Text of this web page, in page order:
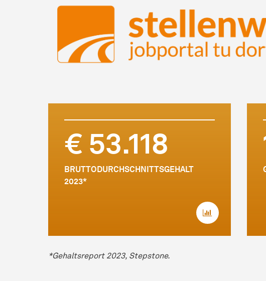
€ 53.118
BRUTTODURCHSCHNITTSGEHALT
2023*
*Gehaltsreport 2023, Stepstone.